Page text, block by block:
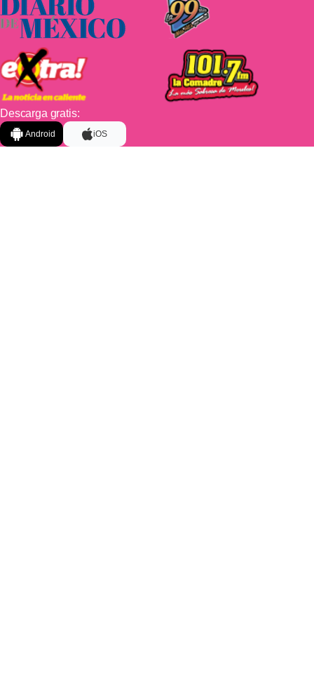
Descarga gratis:
Android iOS